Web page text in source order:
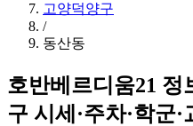
고양덕양구
/
동산동
호반베르디움21 정
구 시세·주차·학군·